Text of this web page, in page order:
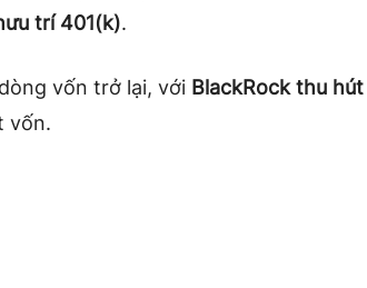
trí 401(k).
vốn trở lại, với BlackRock thu hút
vốn.